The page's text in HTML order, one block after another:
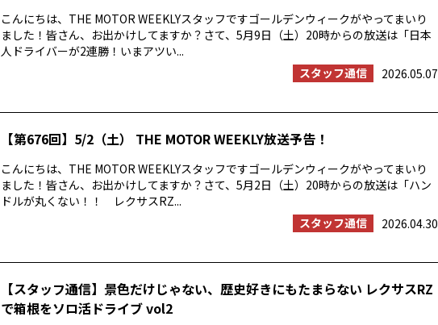
こんにちは、THE MOTOR WEEKLYスタッフですゴールデンウィークがやってまいり
ました！皆さん、お出かけしてますか？さて、5月9日（土）20時からの放送は「日本
人ドライバーが2連勝！いまアツい...
スタッフ通信
2026.05.07
【第676回】5/2（土） THE MOTOR WEEKLY放送予告！
こんにちは、THE MOTOR WEEKLYスタッフですゴールデンウィークがやってまいり
ました！皆さん、お出かけしてますか？さて、5月2日（土）20時からの放送は「ハン
ドルが丸くない！！ レクサスRZ...
スタッフ通信
2026.04.30
【スタッフ通信】景色だけじゃない、歴史好きにもたまらない レクサスRZ
で箱根をソロ活ドライブ vol2